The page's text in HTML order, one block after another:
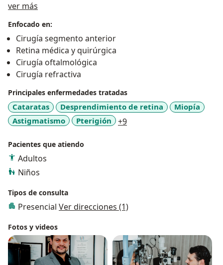
ver más
Enfocado en:
Cirugía segmento anterior
Retina médica y quirúrgica
Cirugía oftalmológica
Cirugía refractiva
Principales enfermedades tratadas
Cataratas Desprendimiento de retina
Miopía
Astigmatismo
Pterigión +9a11y_sr_more_diseases
Pacientes que atiendo
Adultos
Niños
Tipos de consulta
Presencial Ver direcciones (1)
Fotos y videos